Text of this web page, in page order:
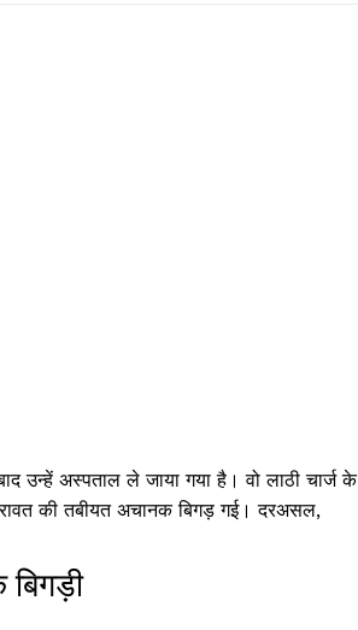
उन्हें अस्पताल ले जाया गया है। वो लाठी चार्ज के
रावत की तबीयत अचानक बिगड़ गई। दरअसल,